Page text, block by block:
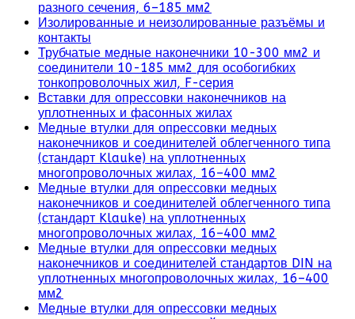
разного сечения, 6–185 мм2
Изолированные и неизолированные разъёмы и
контакты
Трубчатые медные наконечники 10-300 мм2 и
соединители 10-185 мм2 для особогибких
тонкопроволочных жил, F-серия
Вставки для опрессовки наконечников на
уплотненных и фасонных жилах
Медные втулки для опрессовки медных
наконечников и соединителей облегченного типа
(стандарт Klauke) на уплотненных
многопроволочных жилах, 16–400 мм2
Медные втулки для опрессовки медных
наконечников и соединителей облегченного типа
(стандарт Klauke) на уплотненных
многопроволочных жилах, 16–400 мм2
Медные втулки для опрессовки медных
наконечников и соединителей стандартов DIN на
уплотненных многопроволочных жилах, 16–400
мм2
Медные втулки для опрессовки медных